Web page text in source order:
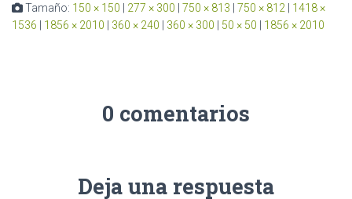
Tamaño: 150 × 150 277 × 300 750 × 813 750 × 812
1418 ×
1536
1856 × 2010 360 × 240 360 × 300 50 × 50 1856 × 2010
0 comentarios
Deja una respuesta